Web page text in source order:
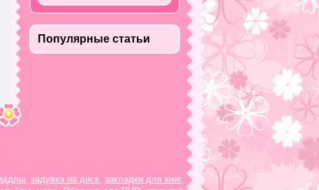
Популярные статьи
, задувка на диск, закладки для книг,